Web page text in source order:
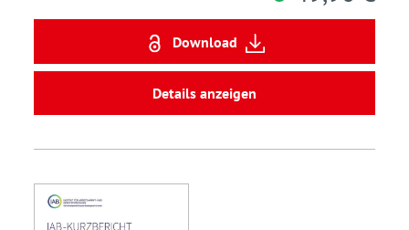
Download
Details anzeigen